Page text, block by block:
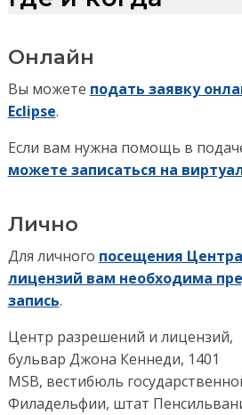
Онлайн
Вы можете подать заявку
Eclipse.
Если вам нужна помощь в
можете записаться на
Лично
Для личного посещения
лицензий вам необходима
запись.
Центр разрешений и лицензий,
бульвар Джона Кеннеди, 1401
MSB, вестибюль
Филадельфии, штат